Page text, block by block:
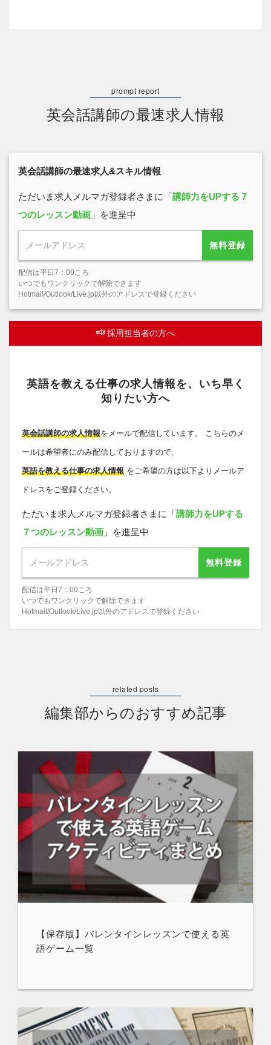
英会話講師の最速求人情報
英会話講師の最速求人&スキル情報
ただいま求人メルマガ登録者さまに「講師力をUPする７
つのレッスン動画 」を進呈中
無料登録
配信は平日7：00ころ
いつでもワンクリックで解除できます
Hotmail/Outlook/Live.jp以外のアドレスで登録ください
採用担当者の方へ
英語を教える仕事の求人情報を、いち早く
知りたい方へ
英会話講師の求人情報をメールで配信しています。 こちらのメ
ールは希望者にのみ配信しておりますので、
英語を教える仕事の求人情報 をご希望の方は以下よりメールア
ドレスをご登録ください。
ただいま求人メルマガ登録者さまに「講師力をUPする
７つのレッスン動画 」を進呈中
無料登録
配信は平日7：00ころ
いつでもワンクリックで解除できます
Hotmail/Outlook/Live.jp以外のアドレスで登録ください
編集部からのおすすめ記事
【保存版】バレンタインレッスンで使える英
語ゲーム一覧